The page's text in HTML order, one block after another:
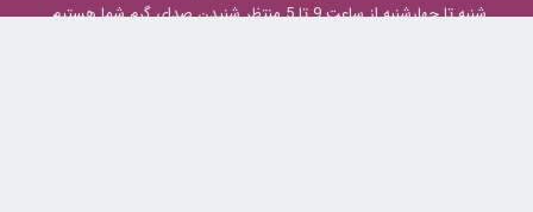
شنبه تا چهارشنبه از ساعت 9 تا 5 منتظر شنیدن صدای گرم شما هستیم.